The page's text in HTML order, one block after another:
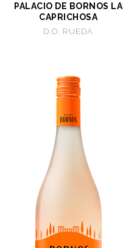
PALACIO DE BORNOS LA
CAPRICHOSA
D.O. RUEDA